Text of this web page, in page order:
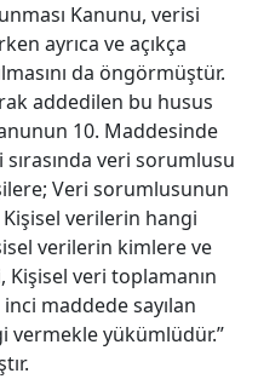
Kanunu, verisi
ayrıca ve açıkça
da öngörmüştür.
addedilen bu husus
10. Maddesinde
veri sorumlusu
Veri sorumlusunun
verilerin hangi
verilerin kimlere ve
Kişisel veri toplamanın
maddede sayılan
vermekle yükümlüdür.”